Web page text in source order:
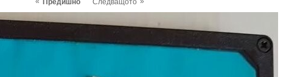
Предишно Следващото